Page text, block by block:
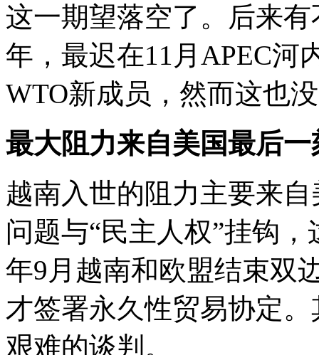
这一期望落空了。后来
年，最迟在11月APEC河
WTO新成员，然而这也
最大阻力来自美国最后
越南入世的阻力主要来
问题与“民主人权”挂钩
年9月越南和欧盟结束双
才签署永久性贸易协定
艰难的谈判。